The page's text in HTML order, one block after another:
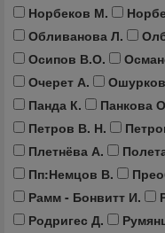
Норбеков М.
Обливанова Л.
Осипов В.О.
Очерет А.
Панда К.
Панкова
Петров В. Н.
Плетнёва А.
Пп:Немцов В.
Рамм - Бонвитт И.
Родригес Д.